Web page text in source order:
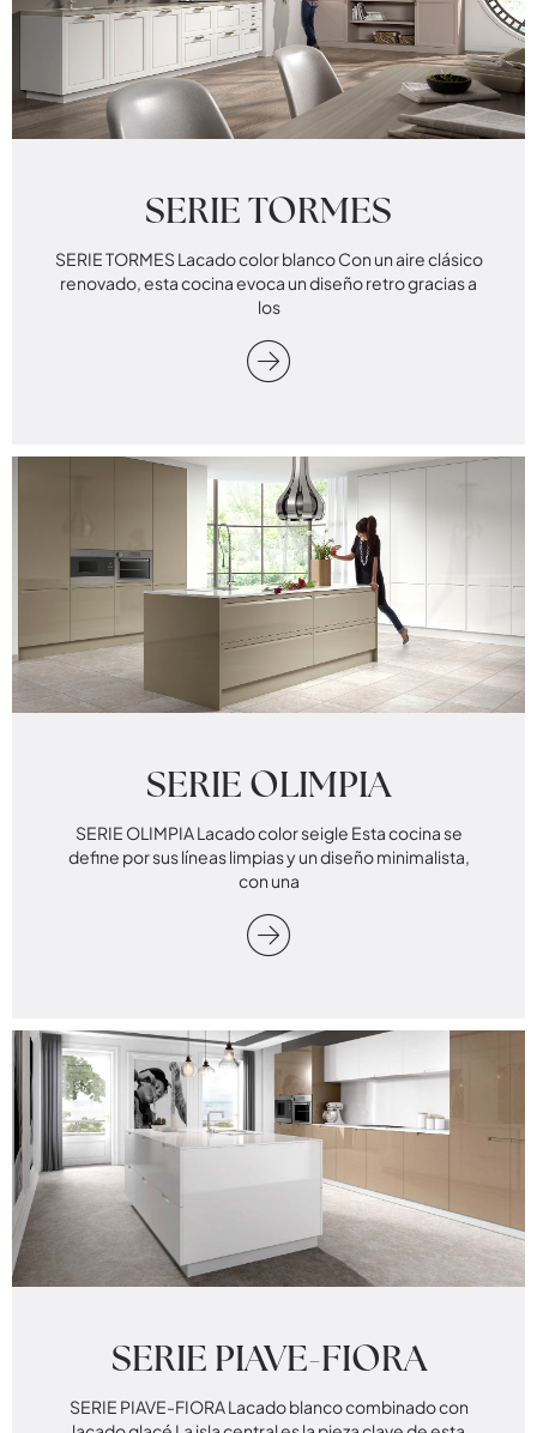
SERIE TORMES
SERIE TORMES Lacado color blanco Con un aire clásico
renovado, esta cocina evoca un diseño retro gracias a
los
SERIE OLIMPIA
SERIE OLIMPIA Lacado color seigle Esta cocina se
define por sus líneas limpias y un diseño minimalista,
con una
SERIE PIAVE-FIORA
SERIE PIAVE-FIORA Lacado blanco combinado con